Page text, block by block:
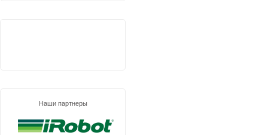
Наши партнеры